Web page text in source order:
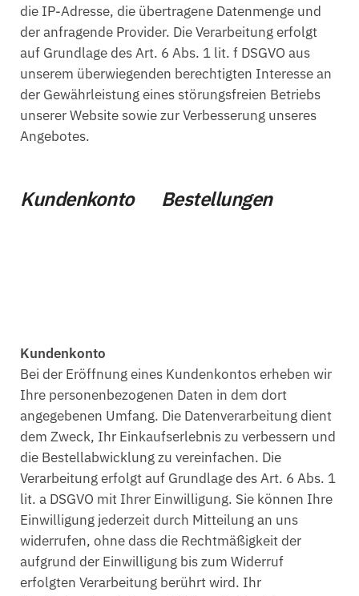
die IP-Adresse, die übertragene Datenmenge und
der anfragende Provider. Die Verarbeitung erfolgt
auf Grundlage des Art. 6 Abs. 1 lit. f DSGVO aus
unserem überwiegenden berechtigten Interesse an
der Gewährleistung eines störungsfreien Betriebs
unserer Website sowie zur Verbesserung unseres
Angebotes.
Kundenkonto Bestellungen
Kundenkonto
Bei der Eröffnung eines Kundenkontos erheben wir
Ihre personenbezogenen Daten in dem dort
angegebenen Umfang. Die Datenverarbeitung dient
dem Zweck, Ihr Einkaufserlebnis zu verbessern und
die Bestellabwicklung zu vereinfachen. Die
Verarbeitung erfolgt auf Grundlage des Art. 6 Abs. 1
lit. a DSGVO mit Ihrer Einwilligung. Sie können Ihre
Einwilligung jederzeit durch Mitteilung an uns
widerrufen, ohne dass die Rechtmäßigkeit der
aufgrund der Einwilligung bis zum Widerruf
erfolgten Verarbeitung berührt wird. Ihr